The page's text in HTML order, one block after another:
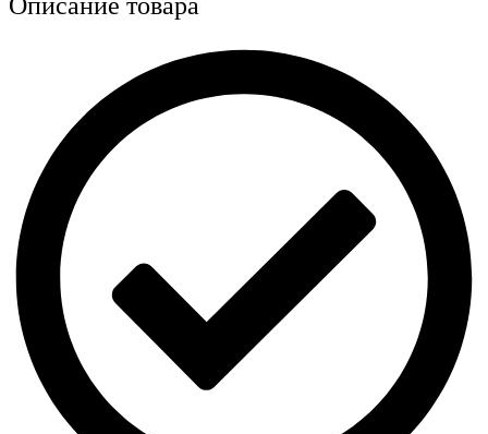
podoPRAKTIKA
Описание товара